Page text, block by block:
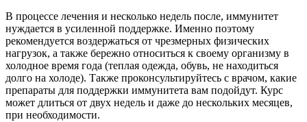
В процессе лечения и несколько недель после, иммунитет
нуждается в усиленной поддержке. Именно поэтому
рекомендуется воздержаться от чрезмерных физических
нагрузок, а также бережно относиться к своему организму в
холодное время года (теплая одежда, обувь, не находиться
долго на холоде). Также проконсультируйтесь с врачом, какие
препараты для поддержки иммунитета вам подойдут. Курс
может длиться от двух недель и даже до нескольких месяцев,
при необходимости.